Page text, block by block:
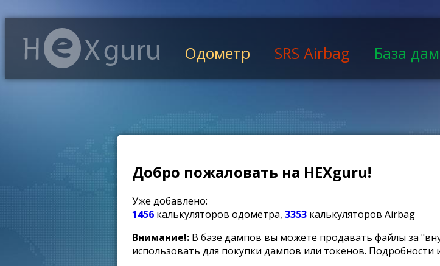
Одометр SRS Airbag База
Добро пожаловать на HEXguru!
Уже добавлено:
1456 калькуляторов одометра, 3353 калькуляторов Airbag
Внимание!: В базе дампов вы можете продавать файлы за
использовать для покупки дампов или токенов. Подробности